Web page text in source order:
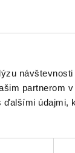
partnerom
údajmi,